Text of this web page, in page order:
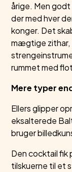
årige. Men
der med hver
konger. Det
mægtige zithar,
rummet med
Mere typer
Ellers glipper
eksalterede
bruger
Den cocktail
tilskuerne til et